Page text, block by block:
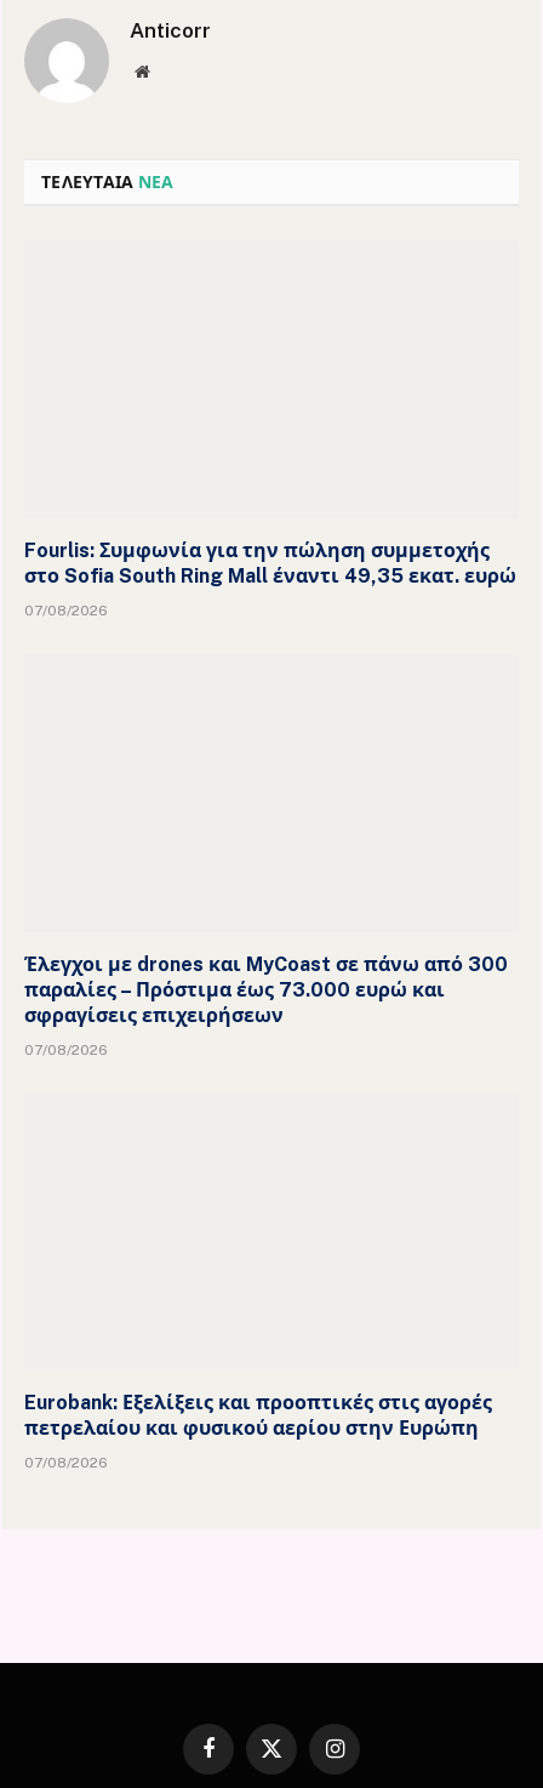
Anticorr
Website
ΤΕΛΕΥΤΑΙΑ ΝΕΑ
Fourlis: Συμφωνία για την πώληση συμμετοχής
στο Sofia South Ring Mall έναντι 49,35 εκατ. ευρώ
07/08/2026
Έλεγχοι με drones και MyCoast σε πάνω από 300
παραλίες – Πρόστιμα έως 73.000 ευρώ και
σφραγίσεις επιχειρήσεων
07/08/2026
Eurobank: Εξελίξεις και προοπτικές στις αγορές
πετρελαίου και φυσικού αερίου στην Ευρώπη
07/08/2026
Facebook
X
Instagram